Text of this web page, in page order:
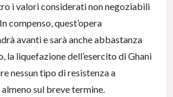
i valori considerati non negoziabili
compenso, quest’opera
avanti e sarà anche abbastanza
la liquefazione dell’esercito di Ghani
nessun tipo di resistenza a
almeno sul breve termine.